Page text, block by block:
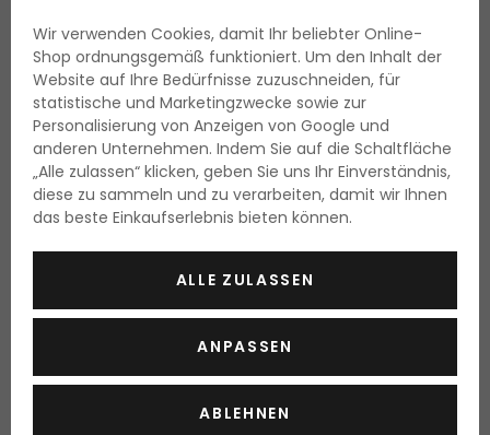
Maybelline Lash Sensational Sky High Tinted Primer
Getönte Mascara-Basis
7,7 ml Black
10.95 Fr.
9.75 Fr.
Wir verwenden Cookies, damit Ihr beliebter Online-
Shop ordnungsgemäß funktioniert. Um den Inhalt der
Website auf Ihre Bedürfnisse zuzuschneiden, für
statistische und Marketingzwecke sowie zur
Personalisierung von Anzeigen von Google und
anderen Unternehmen. Indem Sie auf die Schaltfläche
„Alle zulassen“ klicken, geben Sie uns Ihr Einverständnis,
diese zu sammeln und zu verarbeiten, damit wir Ihnen
das beste Einkaufserlebnis bieten können.
ALLE ZULASSEN
ANPASSEN
ABLEHNEN